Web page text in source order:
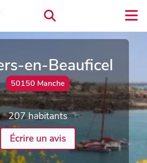
en-Beauficel
50150 Manche
207 habitants
Écrire un avis